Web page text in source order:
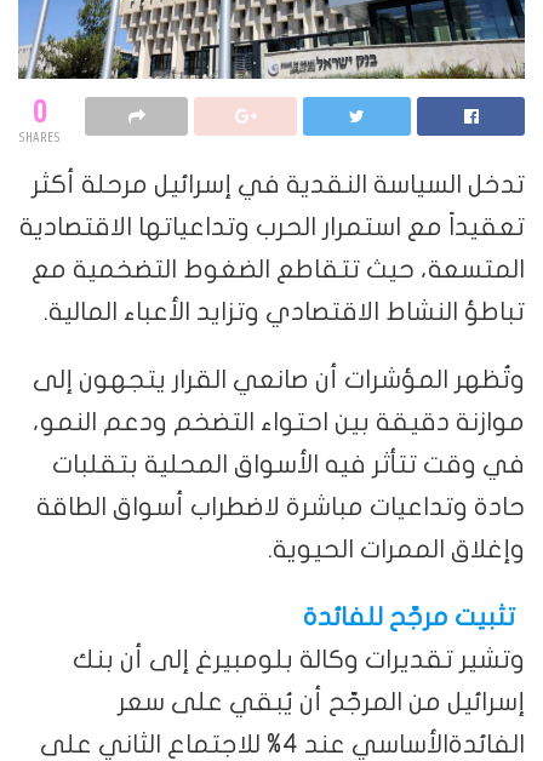
0
SHARES
تدخل السياسة النقدية في إسرائيل مرحلة أكثر
تعقيداً مع استمرار الحرب وتداعياتها الاقتصادية
المتسعة، حيث تتقاطع الضغوط التضخمية مع
تباطؤ النشاط الاقتصادي وتزايد الأعباء المالية.
وتُظهر المؤشرات أن صانعي القرار يتجهون إلى
موازنة دقيقة بين احتواء التضخم ودعم النمو،
في وقت تتأثر فيه الأسواق المحلية بتقلبات
حادة وتداعيات مباشرة لاضطراب أسواق الطاقة
وإغلاق الممرات الحيوية.
تثبيت مرجّح للفائدة
وتشير تقديرات وكالة بلومبيرغ إلى أن بنك
إسرائيل من المرجّح أن يُبقي على سعر
الفائدةالأساسي عند 4% للاجتماع الثاني على